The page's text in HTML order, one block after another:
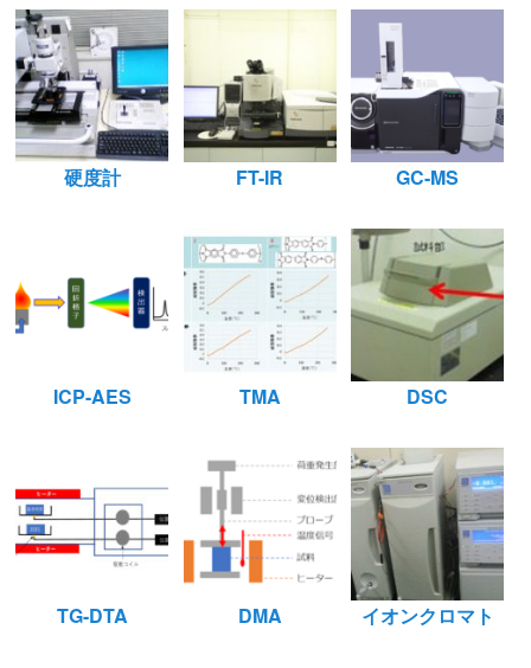
硬度計 FT-IR GC-MS
ICP-AES TMA DSC
TG-DTA DMA イオンクロマト